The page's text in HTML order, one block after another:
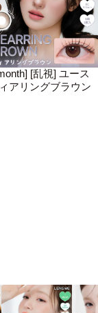
[乱視] ユース
アリングブラウン